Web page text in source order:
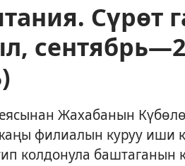
Сүрөт
Жахабанын
филиалын куруу иши
колдонула